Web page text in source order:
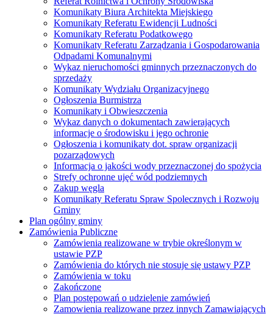
Komunikaty Biura Architekta Miejskiego
Komunikaty Referatu Ewidencji Ludności
Komunikaty Referatu Podatkowego
Komunikaty Referatu Zarządzania i Gospodarowania
Odpadami Komunalnymi
Wykaz nieruchomości gminnych przeznaczonych do
sprzedaży
Komunikaty Wydziału Organizacyjnego
Ogłoszenia Burmistrza
Komunikaty i Obwieszczenia
Wykaz danych o dokumentach zawierających
informacje o środowisku i jego ochronie
Ogłoszenia i komunikaty dot. spraw organizacji
pozarządowych
Informacja o jakości wody przeznaczonej do spożycia
Strefy ochronne ujęć wód podziemnych
Zakup węgla
Komunikaty Referatu Spraw Spolecznych i Rozwoju
Gminy
Plan ogólny gminy
Zamówienia Publiczne
Zamówienia realizowane w trybie określonym w
ustawie PZP
Zamówienia do których nie stosuje się ustawy PZP
Zamówienia w toku
Zakończone
Plan postępowań o udzielenie zamówień
Zamowienia realizowane przez innych Zamawiających